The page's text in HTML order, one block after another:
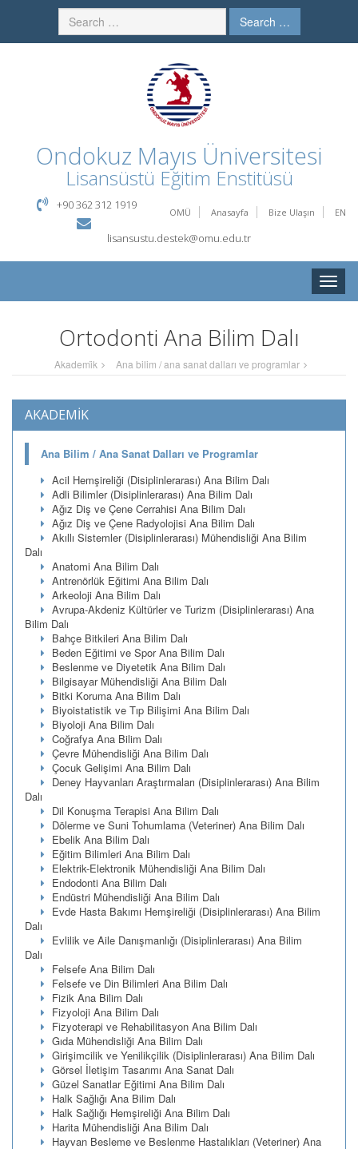
Search …
Ondokuz Mayıs Üniversitesi
Lisansüstü Eğitim Enstitüsü
OMÜ Anasayfa Bize Ulaşın EN
+90 362 312 1919
lisansustu.destek@omu.edu.tr
Toggle
Ortodonti Ana Bilim Dalı
Akademi̇k Ana bilim / ana sanat dalları ve programlar
AKADEMİK
Ana Bilim / Ana Sanat Dalları ve Programlar
Acil Hemşireliği (Disiplinlerarası) Ana Bilim Dalı
Adli Bilimler (Disiplinlerarası) Ana Bilim Dalı
Ağız Diş ve Çene Cerrahisi Ana Bilim Dalı
Ağız Diş ve Çene Radyolojisi Ana Bilim Dalı
Akıllı Sistemler (Disiplinlerarası) Mühendisliği Ana Bilim
Dalı
Anatomi Ana Bilim Dalı
Antrenörlük Eğitimi Ana Bilim Dalı
Arkeoloji Ana Bilim Dalı
Avrupa-Akdeniz Kültürler ve Turizm (Disiplinlerarası) Ana
Bilim Dalı
Bahçe Bitkileri Ana Bilim Dalı
Beden Eğitimi ve Spor Ana Bilim Dalı
Beslenme ve Diyetetik Ana Bilim Dalı
Bilgisayar Mühendisliği Ana Bilim Dalı
Bitki Koruma Ana Bilim Dalı
Biyoistatistik ve Tıp Bilişimi Ana Bilim Dalı
Biyoloji Ana Bilim Dalı
Coğrafya Ana Bilim Dalı
Çevre Mühendisliği Ana Bilim Dalı
Çocuk Gelişimi Ana Bilim Dalı
Deney Hayvanları Araştırmaları (Disiplinlerarası) Ana Bilim
Dalı
Dil Konuşma Terapisi Ana Bilim Dalı
Dölerme ve Suni Tohumlama (Veteriner) Ana Bilim Dalı
Ebelik Ana Bilim Dalı
Eğitim Bilimleri Ana Bilim Dalı
Elektrik-Elektronik Mühendisliği Ana Bilim Dalı
Endodonti Ana Bilim Dalı
Endüstri Mühendisliği Ana Bilim Dalı
Evde Hasta Bakımı Hemşireliği (Disiplinlerarası) Ana Bilim
Dalı
Evlilik ve Aile Danışmanlığı (Disiplinlerarası) Ana Bilim
Dalı
Felsefe Ana Bilim Dalı
Felsefe ve Din Bilimleri Ana Bilim Dalı
Fizik Ana Bilim Dalı
Fizyoloji Ana Bilim Dalı
Fizyoterapi ve Rehabilitasyon Ana Bilim Dalı
Gıda Mühendisliği Ana Bilim Dalı
Girişimcilik ve Yenilikçilik (Disiplinlerarası) Ana Bilim Dalı
Görsel İletişim Tasarımı Ana Sanat Dalı
Güzel Sanatlar Eğitimi Ana Bilim Dalı
Halk Sağlığı Ana Bilim Dalı
Halk Sağlığı Hemşireliği Ana Bilim Dalı
Harita Mühendisliği Ana Bilim Dalı
Hayvan Besleme ve Beslenme Hastalıkları (Veteriner) Ana